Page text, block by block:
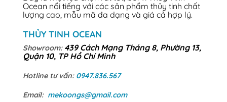
Ocean nổi tiếng với các sản phẩm thủy tinh chất
lượng cao, mẫu mã đa dạng và giá cả hợp lý.
THỦY TINH OCEAN
Showroom: 439 Cách Mạng Tháng 8, Phường 13,
Quận 10, TP Hồ Chí Minh
Hotline tư vấn: 0947.836.567
Email: mekoongs@gmail.com